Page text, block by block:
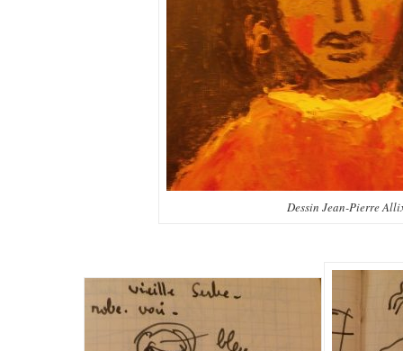
Dessin Jean-Pierre